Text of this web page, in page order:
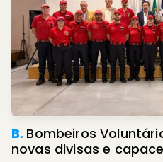
B. Bombeiros
novas divisas e